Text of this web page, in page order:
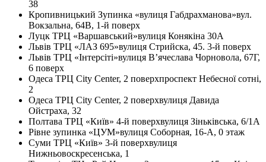
38
Кропивницький Зупинка «вулиця Габдрахманова»вул.
Вокзальна, 64В, 1-й поверх
Луцк ТРЦ «Варшавський»вулиця Конякіна 30А
Львів ТРЦ «ЛАЗ 695»вулиця Стрийска, 45. 3-й поверх
Львів ТРЦ «Інтерсіті»вулиця В’ячеслава Чорновола, 67Г,
6 поверх
Одеса ТРЦ City Center, 2 поверхпроспект Небесної сотні,
2
Одеса ТРЦ City Center, 2 поверхвулиця Давида
Ойстраха, 32
Полтава ТРЦ «Київ» 4-й поверхвулиця Зіньківська, 6/1А
Рівне зупинка «ЦУМ»вулиця Соборная, 16-А, 0 этаж
Суми ТРЦ «Київ» 3-й поверхвулиця
Нижньовоскресенська, 1